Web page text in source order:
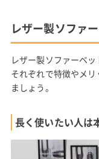
レザー製ソファ
レザー製ソファーベ
それぞれで特徴やメ
ましょう。
長く使いたい人は